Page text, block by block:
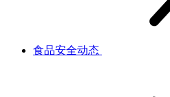
食品安全动态